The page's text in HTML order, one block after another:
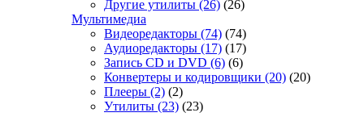
Другие утилиты (26) (26)
Мультимедиа
Видеоредакторы (74) (74)
Аудиоредакторы (17) (17)
Запись CD и DVD (6) (6)
Конвертеры и кодировщики (20) (20)
Плееры (2) (2)
Утилиты (23) (23)